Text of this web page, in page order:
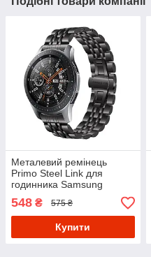
Металевий ремінець
Primo Steel Link для
годинника Samsung
Galaxy Watch 46mm (SM-
R800) - Black
548 ₴ 575 ₴
Купити